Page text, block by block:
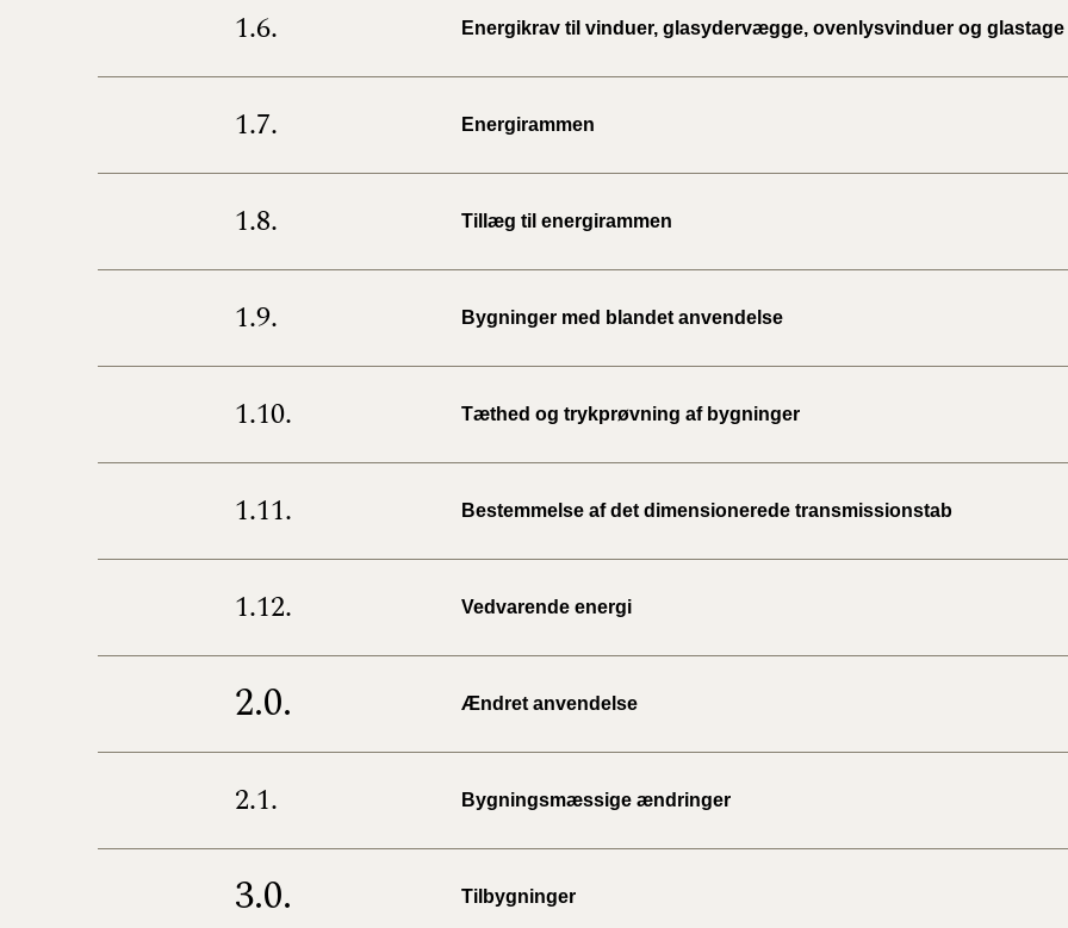
BR18
1.6. Energikrav til vinduer, glasydervægge, ovenlysvinduer og glastage
1.7. Energirammen
1.8. Tillæg til energirammen
1.9. Bygninger med blandet anvendelse
1.10. Tæthed og trykprøvning af bygninger
1.11. Bestemmelse af det dimensionerede transmissionstab
1.12. Vedvarende energi
2.0. Ændret anvendelse
2.1. Bygningsmæssige ændringer
3.0. Tilbygninger